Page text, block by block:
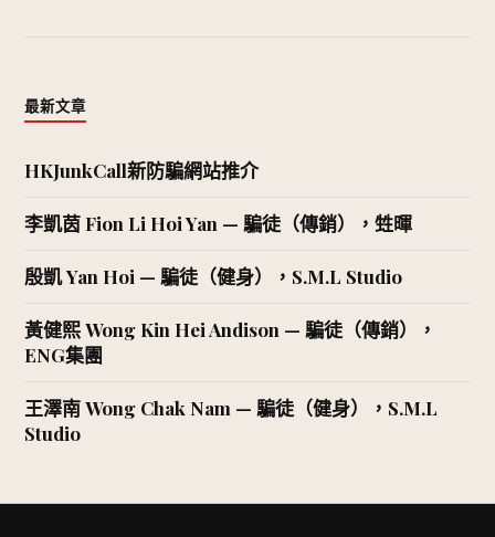
最新文章
HKJunkCall新防騙網站推介
李凱茵 Fion Li Hoi Yan — 騙徒（傳銷），甡暉
殷凱 Yan Hoi — 騙徒（健身），S.M.L Studio
黃健熙 Wong Kin Hei Andison — 騙徒（傳銷），
ENG集團
王澤南 Wong Chak Nam — 騙徒（健身），S.M.L
Studio